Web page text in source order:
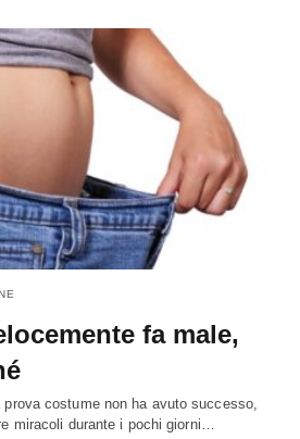
fa male,
costume non ha avuto successo,
miracoli durante i pochi giorni…